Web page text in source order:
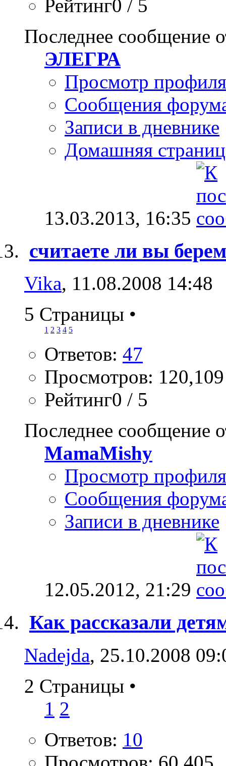
Рейтинг0 / 5
Последнее сообщение
ЭЛЕГРА
Просмотр профиля
Сообщения
Записи в дневнике
Домашняя
13.03.2013, 16:35
считаете ли вы
Vika, 11.08.2008 14:48
5 Страницы •
1 2 3 4 5
Ответов: 47
Просмотров: 120,109
Рейтинг0 / 5
Последнее сообщение
MamaMishy
Просмотр профиля
Сообщения
Записи в дневнике
12.05.2012, 21:29
Как рассказали
Nadejda, 25.10.2008
2 Страницы •
1 2
Ответов: 10